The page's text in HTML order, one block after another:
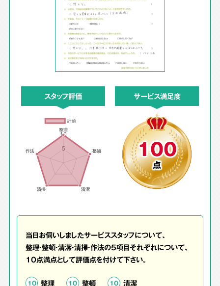
スタッフ評価 サービス満足度
100
点
当日お伺いしましたサービススタッフについて、
整理・整頓・清潔・清掃・作法の5項目それぞれについて、
10点満点として評価点を付けて下さい。
10 整理 10 整頓 10 清潔